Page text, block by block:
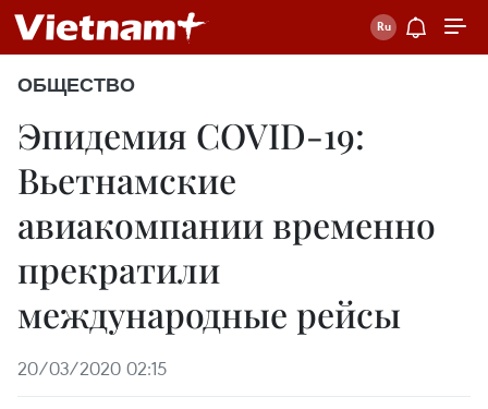
ОБЩЕСТВО
Эпидемия COVID-19:
Вьетнамские
авиакомпании временно
прекратили
международные рейсы
20/03/2020 02:15